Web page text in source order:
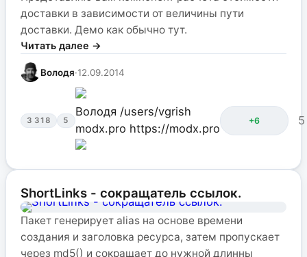
доставки в зависимости от величины пути
доставки. Демо как обычно тут.
Читать далее →
Володя·12.09.2014
3 318 5
Володя /users/vgrish
modx.pro https://modx.pro
+6 5
ShortLinks - сокращатель ссылок.
Пакет генерирует alias на основе времени
создания и заголовка ресурса, затем пропускает
через md5() и сокращает до нужной длинны